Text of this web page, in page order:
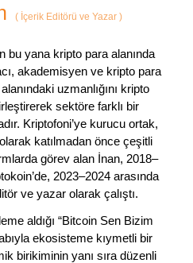
( İçerik Editörü ve Yazar )
bu yana kripto para alanında
akademisyen ve kripto para
uzmanlığını kripto
sektöre farklı bir
Kriptofoni’ye kurucu ortak,
katılmadan önce çeşitli
görev alan İnan, 2018–
2023–2024 arasında
ve yazar olarak çalıştı.
aldığı “Bitcoin Sen Bizim
ekosisteme kıymetli bir
birikiminin yanı sıra düzenli